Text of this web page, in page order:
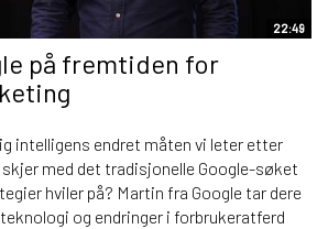
22:49
på fremtiden for
intelligens endret måten vi leter etter
med det tradisjonelle Google-søket
hviler på? Martin fra Google tar dere
og endringer i forbrukeratferd